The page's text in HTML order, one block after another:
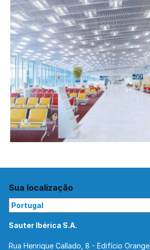
Sua localização
Sauter Ibérica S.A.
Rua Henrique Callado, 8 - Edifício Orange